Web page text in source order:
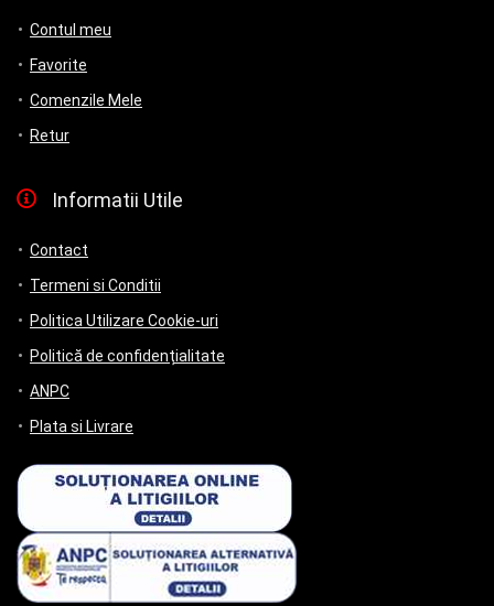
Contul meu
Favorite
Comenzile Mele
Retur
Informatii Utile
Contact
Termeni si Conditii
Politica Utilizare Cookie-uri
Politică de confidențialitate
ANPC
Plata si Livrare